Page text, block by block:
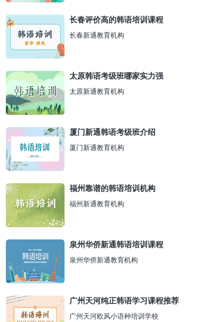
长春评价高的韩语培训课程
长春新通教育机构
太原韩语考级班哪家实力强
太原新通教育机构
厦门新通韩语考级班介绍
厦门新通教育机构
福州靠谱的韩语培训机构
福州新通教育机构
泉州华侨新通韩语培训课程
泉州华侨新通教育机构
广州天河纯正韩语学习课程推荐
广州天河欧风小语种培训学校